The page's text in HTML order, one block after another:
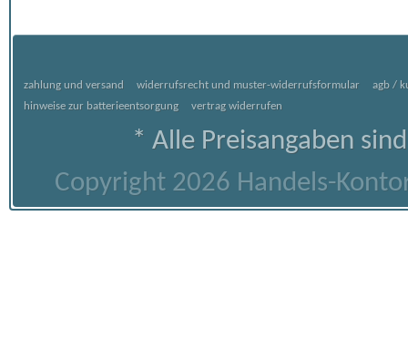
zahlung und versand widerrufsrecht und muster-widerrufsformular
agb /
hinweise zur batterieentsorgung
vertrag widerrufen
* Alle Preisangaben
Copyright 2026 Handels-